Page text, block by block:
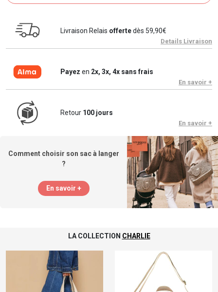
Livraison Relais offertedès 59,90€
Details Livraison
Payez en 2x, 3x, 4x sans frais
En savoir +
Retour 100 jours
En savoir +
Comment choisir son sac à langer
?
En savoir +
LA COLLECTION CHARLIE